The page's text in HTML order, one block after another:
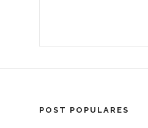
POST POPULARES